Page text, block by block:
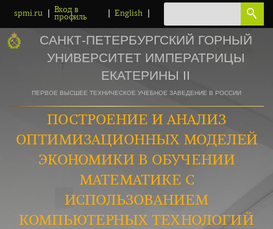
spmi.ru
Вход в
профиль
English
САНКТ-ПЕТЕРБУРГСКИЙ ГОРНЫЙ
УНИВЕРСИТЕТ ИМПЕРАТРИЦЫ
ЕКАТЕРИНЫ II
ПЕРВОЕ ВЫСШЕЕ ТЕХНИЧЕСКОЕ УЧЕБНОЕ ЗАВЕДЕНИЕ В РОССИИ
ПОСТРОЕНИЕ И АНАЛИЗ
ОПТИМИЗАЦИОННЫХ МОДЕЛЕЙ
ЭКОНОМИКИ В ОБУЧЕНИИ
МАТЕМАТИКЕ С
ИСПОЛЬЗОВАНИЕМ
КОМПЬЮТЕРНЫХ ТЕХНОЛОГИЙ